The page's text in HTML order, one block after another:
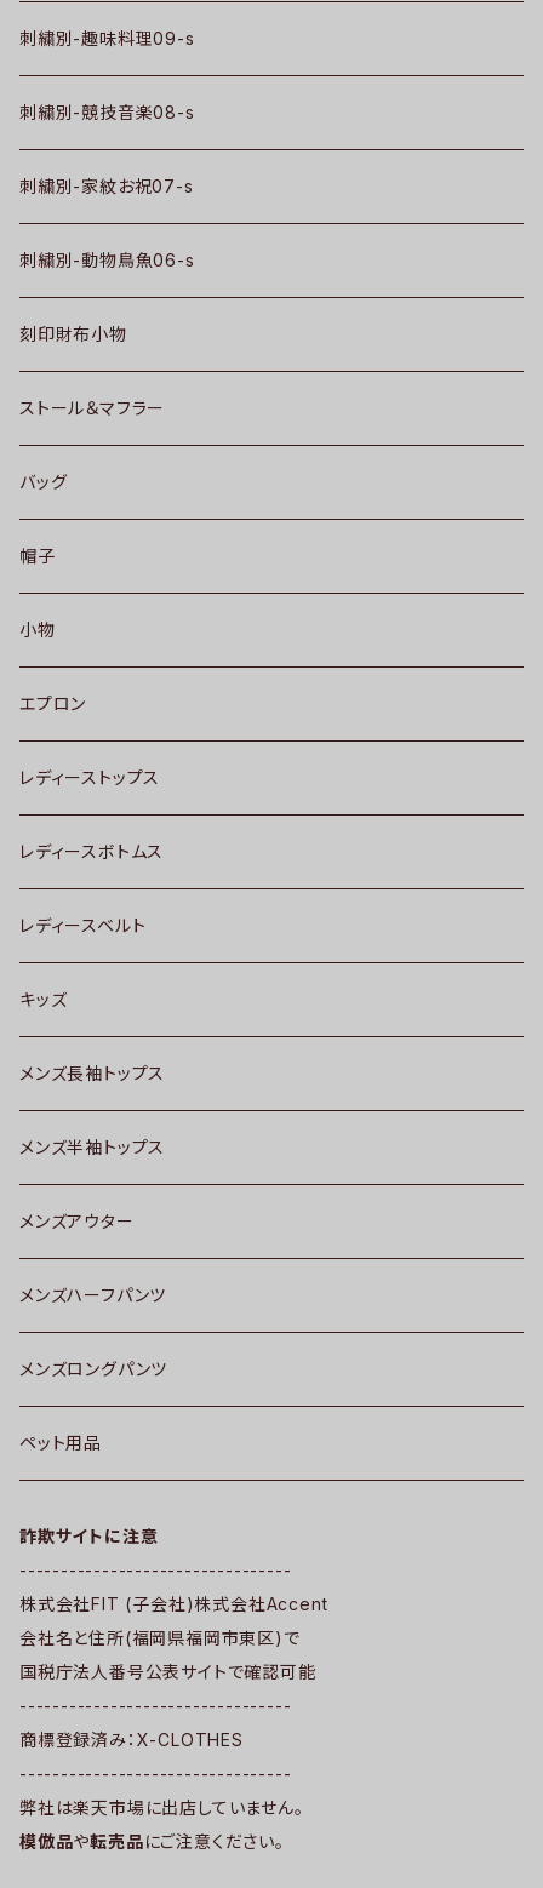
刺繍別-趣味料理09-s
刺繍別-競技音楽08-s
刺繍別-家紋お祝07-s
刺繍別-動物鳥魚06-s
刻印財布小物
ストール＆マフラー
バッグ
帽子
小物
エプロン
レディーストップス
レディースボトムス
レディースベルト
キッズ
メンズ長袖トップス
メンズ半袖トップス
メンズアウター
メンズハーフパンツ
メンズロングパンツ
ペット用品
詐欺サイトに注意
---------------------------------
株式会社FIT (子会社)株式会社Accent
会社名と住所(福岡県福岡市東区)で
国税庁法人番号公表サイトで確認可能
---------------------------------
商標登録済み：X-CLOTHES
---------------------------------
弊社は楽天市場に出店していません。
模倣品や転売品にご注意ください。